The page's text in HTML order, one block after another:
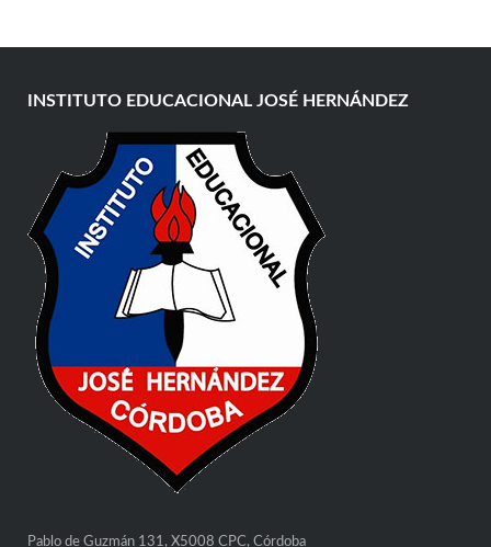
INSTITUTO EDUCACIONAL JOSÉ HERNÁNDEZ
Pablo de Guzmán 131, X5008 CPC, Córdoba